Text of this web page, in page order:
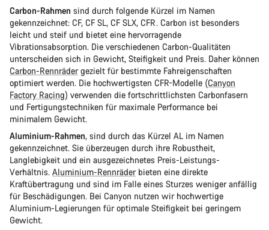
Carbon-Rahmen sind durch folgende Kürzel im Namen
gekennzeichnet: CF, CF SL, CF SLX, CFR. Carbon ist besonders
leicht und steif und bietet eine hervorragende
Vibrationsabsorption. Die verschiedenen Carbon-Qualitäten
unterscheiden sich in Gewicht, Steifigkeit und Preis. Daher können
Carbon-Rennrädergezielt für bestimmte Fahreigenschaften
optimiert werden. Die hochwertigsten CFR-Modelle (Canyon
Factory Racing) verwenden die fortschrittlichsten Carbonfasern
und Fertigungstechniken für maximale Performance bei
minimalem Gewicht.
Aluminium-Rahmen, sind durch das Kürzel AL im Namen
gekennzeichnet. Sie überzeugen durch ihre Robustheit,
Langlebigkeit und ein ausgezeichnetes Preis-Leistungs-
Verhältnis. Aluminium-Rennräderbieten eine direkte
Kraftübertragung und sind im Falle eines Sturzes weniger anfällig
für Beschädigungen. Bei Canyon nutzen wir hochwertige
Aluminium-Legierungen für optimale Steifigkeit bei geringem
Gewicht.